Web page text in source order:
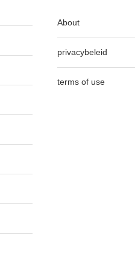
About
privacybeleid
terms of use